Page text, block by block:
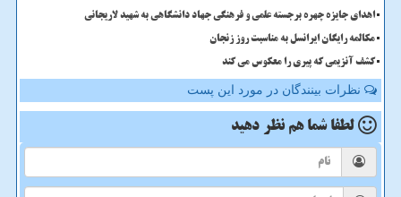
اهدای جایزه چهره برجسته علمی و فرهنگی جهاد دانشگاهی به شهید لاریجانی
مکالمه رایگان ایرانسل به مناسبت روز زنجان
کشف آنزیمی که پیری را معکوس می کند
نظرات بینندگان در مورد این پست
لطفا شما هم نظر دهید